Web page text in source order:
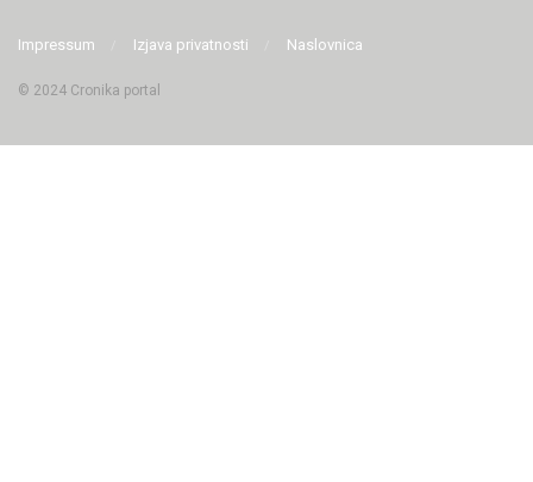
Impressum Izjava privatnosti Naslovnica
© 2024 Cronika portal